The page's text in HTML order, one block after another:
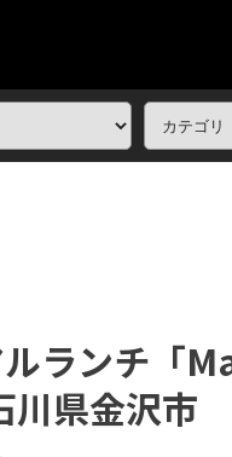
ランチ「
川県金沢市